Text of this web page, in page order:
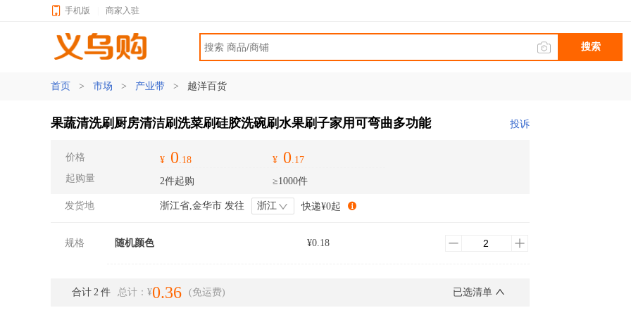
手机版 商家入驻
搜索
首页 > 市场 > 产业带 > 越洋百货
果蔬清洗刷厨房清洁刷洗菜刷硅胶洗碗刷水果刷子家用可弯曲多功能 投诉
价格
起购量
¥ 0.18
2件起购
¥ 0.17
≥1000件
发货地 浙江省,金华市 发往 浙江 快递¥0起
规格 随机颜色 ¥0.18
合计 2 件 总计：¥0.36 (免运费) 已选清单